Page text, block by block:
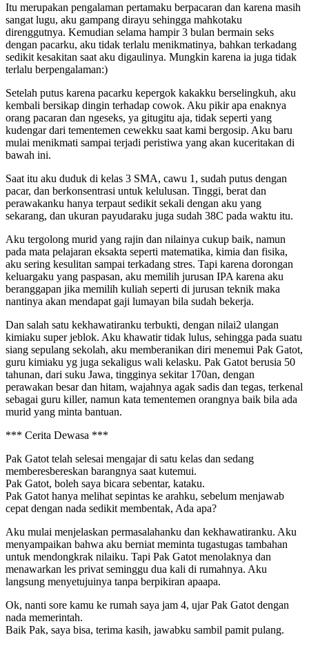
Itu merupakan pengalaman pertamaku berpacaran dan karena masih
sangat lugu, aku gampang dirayu sehingga mahkotaku
direnggutnya. Kemudian selama hampir 3 bulan bermain seks
dengan pacarku, aku tidak terlalu menikmatinya, bahkan terkadang
sedikit kesakitan saat aku digaulinya. Mungkin karena ia juga tidak
terlalu berpengalaman:)
Setelah putus karena pacarku kepergok kakakku berselingkuh, aku
kembali bersikap dingin terhadap cowok. Aku pikir apa enaknya
orang pacaran dan ngeseks, ya gitugitu aja, tidak seperti yang
kudengar dari tementemen cewekku saat kami bergosip. Aku baru
mulai menikmati sampai terjadi peristiwa yang akan kuceritakan di
bawah ini.
Saat itu aku duduk di kelas 3 SMA, cawu 1, sudah putus dengan
pacar, dan berkonsentrasi untuk kelulusan. Tinggi, berat dan
perawakanku hanya terpaut sedikit sekali dengan aku yang
sekarang, dan ukuran payudaraku juga sudah 38C pada waktu itu.
Aku tergolong murid yang rajin dan nilainya cukup baik, namun
pada mata pelajaran eksakta seperti matematika, kimia dan fisika,
aku sering kesulitan sampai terkadang stres. Tapi karena dorongan
keluargaku yang paspasan, aku memilih jurusan IPA karena aku
beranggapan jika memilih kuliah seperti di jurusan teknik maka
nantinya akan mendapat gaji lumayan bila sudah bekerja.
Dan salah satu kekhawatiranku terbukti, dengan nilai2 ulangan
kimiaku super jeblok. Aku khawatir tidak lulus, sehingga pada suatu
siang sepulang sekolah, aku memberanikan diri menemui Pak Gatot,
guru kimiaku yg juga sekaligus wali kelasku. Pak Gatot berusia 50
tahunan, dari suku Jawa, tingginya sekitar 170an, dengan
perawakan besar dan hitam, wajahnya agak sadis dan tegas, terkenal
sebagai guru killer, namun kata tementemen orangnya baik bila ada
murid yang minta bantuan.
*** Cerita Dewasa ***
Pak Gatot telah selesai mengajar di satu kelas dan sedang
memberesbereskan barangnya saat kutemui.
Pak Gatot, boleh saya bicara sebentar, kataku.
Pak Gatot hanya melihat sepintas ke arahku, sebelum menjawab
cepat dengan nada sedikit membentak, Ada apa?
Aku mulai menjelaskan permasalahanku dan kekhawatiranku. Aku
menyampaikan bahwa aku berniat meminta tugastugas tambahan
untuk mendongkrak nilaiku. Tapi Pak Gatot menolaknya dan
menawarkan les privat seminggu dua kali di rumahnya. Aku
langsung menyetujuinya tanpa berpikiran apaapa.
Ok, nanti sore kamu ke rumah saya jam 4, ujar Pak Gatot dengan
nada memerintah.
Baik Pak, saya bisa, terima kasih, jawabku sambil pamit pulang.